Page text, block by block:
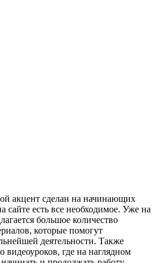
акцент сделан на начинающих
сайте есть все необходимое. Уже на
большое количество
которые помогут
деятельности. Также
видеоуроков, где на наглядном